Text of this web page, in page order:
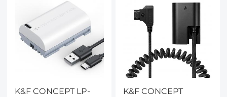
opladen, volledig
gedecodeerd
K&F CONCEPT LP-
K&F CONCEPT